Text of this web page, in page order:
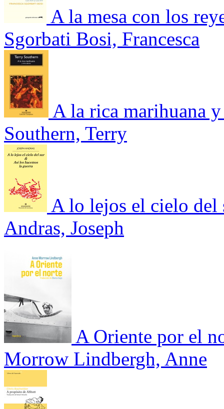
A la mesa con los
Sgorbati Bosi, Francesca
A la rica marihuana
Southern, Terry
A lo lejos el cielo del
Andras, Joseph
A Oriente por el
Morrow Lindbergh, Anne